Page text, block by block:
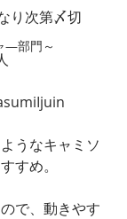
―部門～
り次第〆切
うなキャミソ
すめ。
で、動きやす